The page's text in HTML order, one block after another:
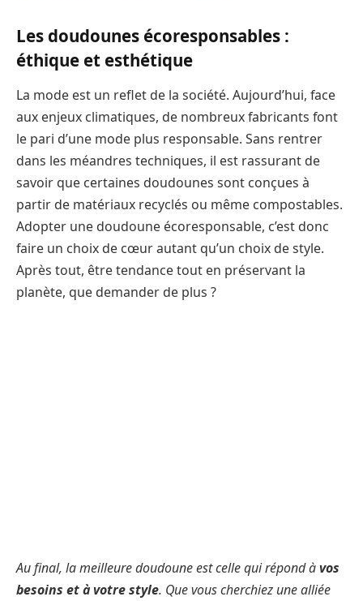
Les doudounes écoresponsables :
éthique et esthétique
La mode est un reflet de la société. Aujourd’hui, face
aux enjeux climatiques, de nombreux fabricants font
le pari d’une mode plus responsable. Sans rentrer
dans les méandres techniques, il est rassurant de
savoir que certaines doudounes sont conçues à
partir de matériaux recyclés ou même compostables.
Adopter une doudoune écoresponsable, c’est donc
faire un choix de cœur autant qu’un choix de style.
Après tout, être tendance tout en préservant la
planète, que demander de plus ?
Au final, la meilleure doudoune est celle qui répond àvos
besoins et à votre style. Que vous cherchiez une alliée